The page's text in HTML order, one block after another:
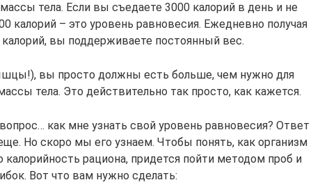
тела. Если вы съедаете 3000 калорий в день и не
калорий – это уровень равновесия. Ежедневно получая
калорий, вы поддерживаете постоянный вес.
вы просто должны есть больше, чем нужно для
тела. Это действительно так просто, как кажется.
как мне узнать свой уровень равновесия? Ответ
Но скоро мы его узнаем. Чтобы понять, как организм
рациона, придется пойти методом проб и
Вот что вам нужно сделать: